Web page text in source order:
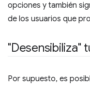
opciones y también
de los usuarios que
"Desensibiliza"
Por supuesto, es